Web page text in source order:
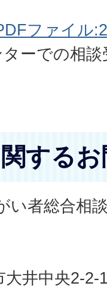
ファイル
ーでの相
する
い者総合相
井中央2-2-